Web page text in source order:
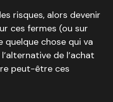
risques, alors devenir
ces fermes (ou sur
quelque chose qui va
de l’achat
peut-être ces